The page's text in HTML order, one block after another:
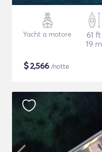
Yacht a motore
61 ft
19 m
$2,566 /notte